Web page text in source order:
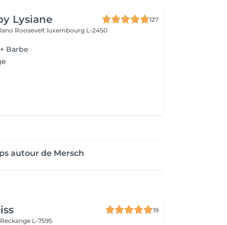
Lysiane
127
Roosevelt luxembourg L-2450
Barbe
autour de Mersch
19
Reckange L-7595